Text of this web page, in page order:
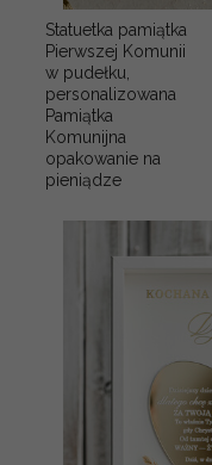
Statuetka pamiątka
Pierwszej Komunii
w pudełku,
personalizowana
Pamiątka
Komunijna
opakowanie na
pieniądze